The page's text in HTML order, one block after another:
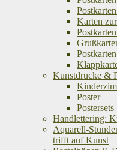
Karten
Kunstdrucke &
Poster
Postersets
Handlettering:
Aquarell-
trifft auf Kunst